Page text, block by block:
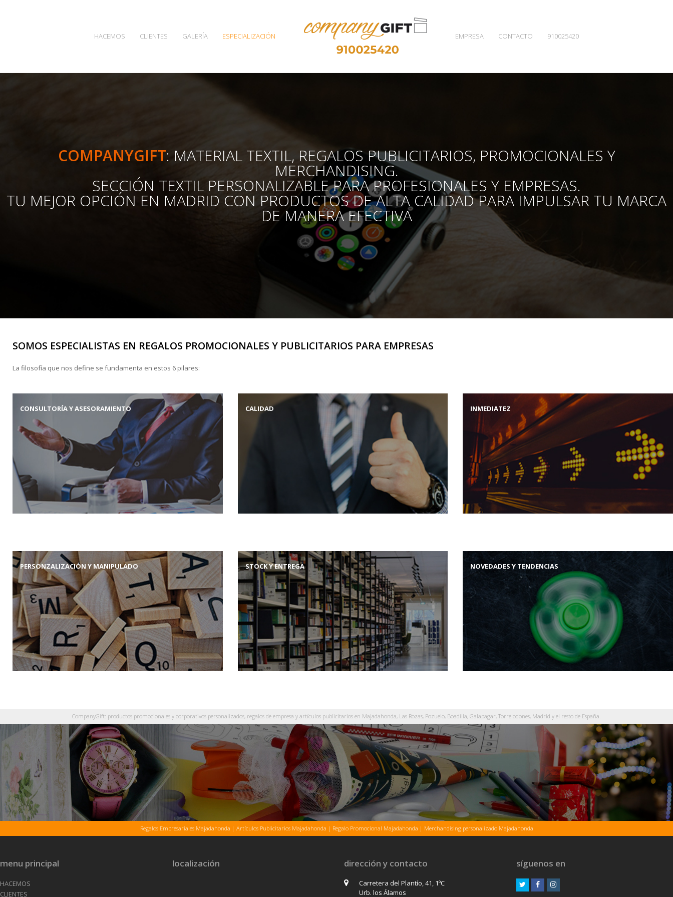
HACEMOS CLIENTES GALERÍA ESPECIALIZACIÓN EMPRESA CONTACTO 910025420
COMPANYGIFT: MATERIAL TEXTIL, REGALOS PUBLICITARIOS, PROMOCIONALES Y
MERCHANDISING.
SECCIÓN TEXTIL PERSONALIZABLE PARA PROFESIONALES Y EMPRESAS.
TU MEJOR OPCIÓN EN MADRID CON PRODUCTOS DE ALTA CALIDAD PARA IMPULSAR TU MARCA
DE MANERA EFECTIVA
SOMOS ESPECIALISTAS EN REGALOS PROMOCIONALES Y PUBLICITARIOS PARA EMPRESAS
La filosofía que nos define se fundamenta en estos 6 pilares:
CONSULTORÍA Y ASESORAMIENTO CALIDAD INMEDIATEZ
PERSONZALIZACIÓN Y MANIPULADO STOCK Y ENTREGA NOVEDADES Y TENDENCIAS
CompanyGift: productos promocionales y corporativos personalizados, regalos de empresa y artículos publicitarios en Majadahonda, Las Rozas, Pozuelo, Boadilla, Galapagar, Torrelodones, Madrid y el resto de España.
Regalos Empresariales Majadahonda | Artículos Publicitarios Majadahonda | Regalo Promocional Majadahonda | Merchandising personalizado Majadahonda
menu principal
HACEMOS
CLIENTES
localización dirección y contacto
Carretera del Plantío, 41, 1ºC
Urb. los Álamos
síguenos en
TwitterFacebookInstagram